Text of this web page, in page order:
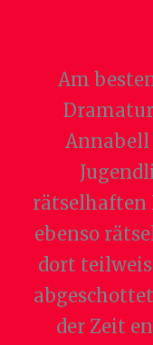
Am
Annabell
rätselhaften
ebenso
dort
der Zeit